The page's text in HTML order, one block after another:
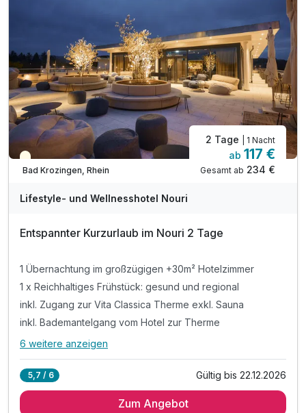
WAR
202
Teilweise ausgelastet
Bad Krozingen, Rhein
2 Tage | 1 Nacht
ab 117 €
Gesamt ab 234 €
Lifestyle- und Wellnesshotel Nouri
Entspannter Kurzurlaub im Nouri 2 Tage
1 Übernachtung im großzügigen +30m² Hotelzimmer
1 x Reichhaltiges Frühstück: gesund und regional
inkl. Zugang zur Vita Classica Therme exkl. Sauna
inkl. Bademantelgang vom Hotel zur Therme
Alle Inklusivleistungen
1 x Reichhaltiges Frühstück: gesund und regional
6 weitere anzeigen
5,7 / 6 Gültig bis 22.12.2026
Zum Angebot